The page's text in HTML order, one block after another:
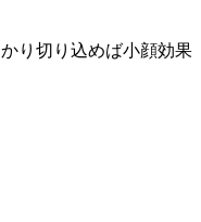
り切り込めば小顔効果